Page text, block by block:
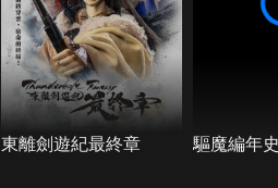
東離劍遊紀最終章 驅魔編年